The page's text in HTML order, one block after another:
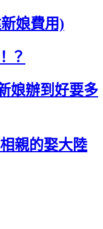
娘費用)
？
娘辦到好要多
親的娶大陸